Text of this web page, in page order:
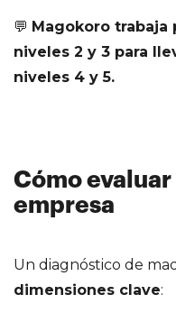
💬 Magokoro
niveles 2 y 3 para
niveles 4 y 5.
Cómo
empresa
Un diagnóstico de
dimensiones clave: